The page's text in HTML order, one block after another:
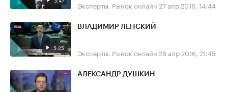
Эксперты. Рынок онлайн 27 апр 2016, 14:44
5:25
ВЛАДИМИР ЛЕНСКИЙ
Эксперты. Рынок онлайн 26 апр 2016, 21:45
АЛЕКСАНДР ДУШКИН